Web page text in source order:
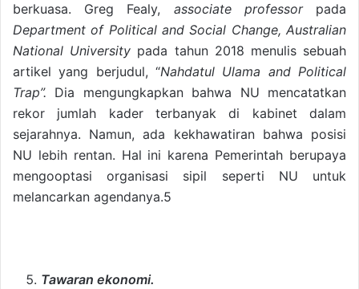
berkuasa. Greg Fealy, associate professorpada
Department of Political and Social Change, Australian
National University pada tahun 2018 menulis sebuah
artikel yang berjudul, “Nahdatul Ulama and Political
Trap”. Dia mengungkapkan bahwa NU mencatatkan
rekor jumlah kader terbanyak di kabinet dalam
sejarahnya. Namun, ada kekhawatiran bahwa posisi
NU lebih rentan. Hal ini karena Pemerintah berupaya
mengooptasi organisasi sipil seperti NU untuk
melancarkan agendanya.5
Tawaran ekonomi.